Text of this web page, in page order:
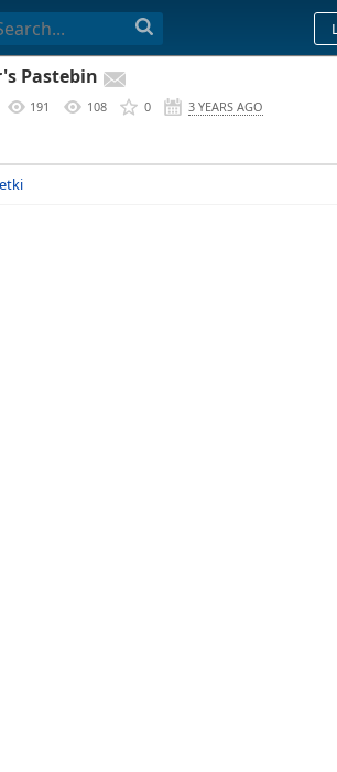
Pastebin
191 108 0 3 YEARS AGO